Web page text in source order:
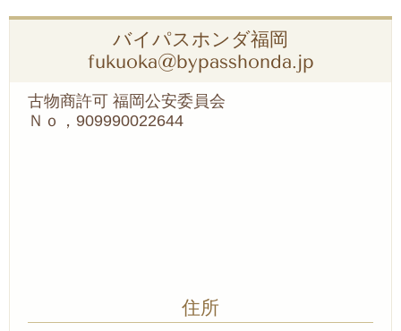
バイパスホンダ福岡
fukuoka@bypasshonda.jp
古物商許可 福岡公安委員会
Ｎｏ，909990022644
住所